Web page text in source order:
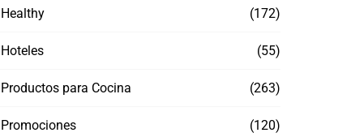
Healthy (172)
Hoteles (55)
Productos para Cocina (263)
Promociones (120)